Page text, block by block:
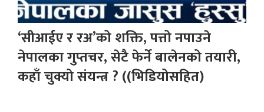
‘सीआईए र रअ’को शक्ति, पत्तो नपाउने
नेपालका गुप्तचर, सेटै फेर्ने बालेनको तयारी,
कहाँ चुक्यो संयन्त्र ? ((भिडियोसहित)